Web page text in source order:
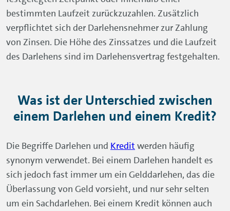
bestimmten Laufzeit zurückzuzahlen. Zusätzlich
verpflichtet sich der Darlehensnehmer zur Zahlung
von Zinsen. Die Höhe des Zinssatzes und die Laufzeit
des Darlehens sind im Darlehensvertrag festgehalten.
Was ist der Unterschied zwischen
einem Darlehen und einem Kredit?
Die Begriffe Darlehen und Kredit werden häufig
synonym verwendet. Bei einem Darlehen handelt es
sich jedoch fast immer um ein Gelddarlehen, das die
Überlassung von Geld vorsieht, und nur sehr selten
um ein Sachdarlehen. Bei einem Kredit können auch